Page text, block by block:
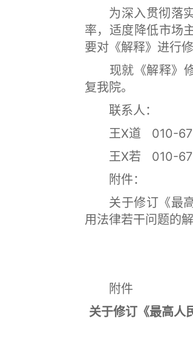
为深入贯彻落实
率，适度降低市场
要对《解释》进行修
现就《解释》修
复我院。
联系人：
王X道 010-
王X若 010-
附件：
关于修订《最高
用法律若干问题的
附件
关于修订《最高人